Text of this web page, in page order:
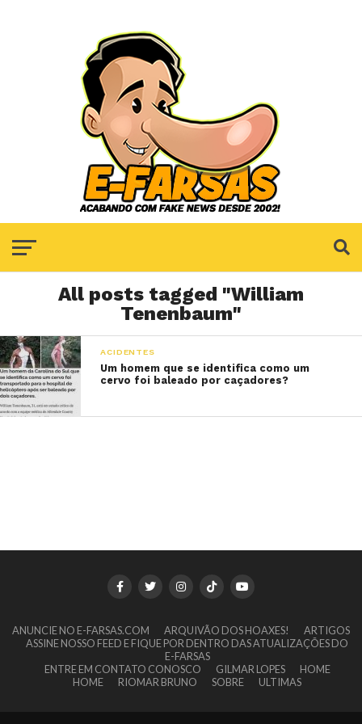
All posts tagged "William
Tenenbaum"
ACIDENTES
Um homem que se identifica como um
cervo foi baleado por caçadores?
ANUNCIE NO E-FARSAS.COM ARQUIVÃO DOS HOAXES!
ARTIGOS
ASSINE NOSSO FEED E FIQUE POR DENTRO DAS ATUALIZAÇÕES DO
E-FARSAS
ENTRE EM CONTATO CONOSCO
GILMAR LOPES
HOME
HOME
RIOMAR BRUNO SOBRE ULTIMAS